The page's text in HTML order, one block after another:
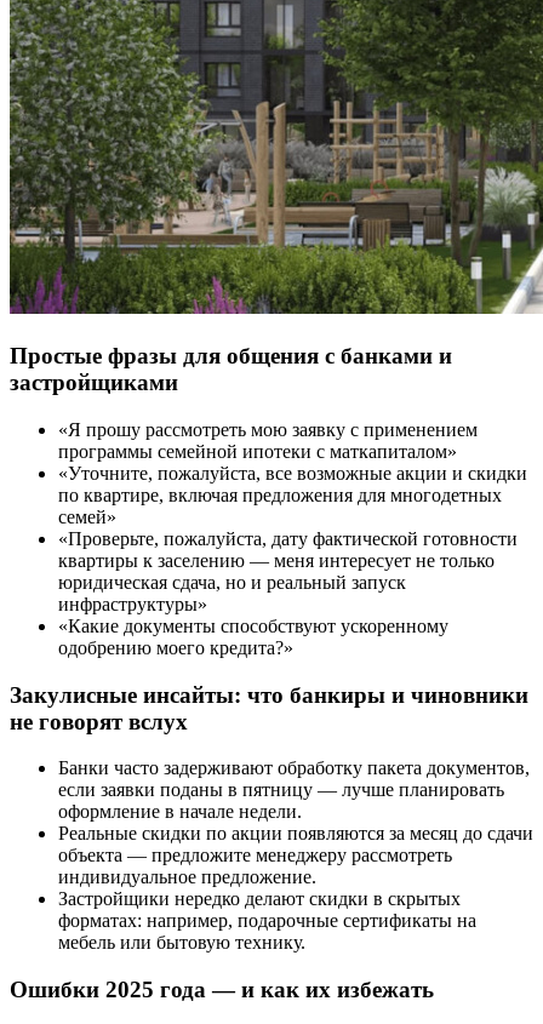
Простые фразы для общения с банками и
застройщиками
«Я прошу рассмотреть мою заявку с применением
программы семейной ипотеки с маткапиталом»
«Уточните, пожалуйста, все возможные акции и скидки
по квартире, включая предложения для многодетных
семей»
«Проверьте, пожалуйста, дату фактической готовности
квартиры к заселению — меня интересует не только
юридическая сдача, но и реальный запуск
инфраструктуры»
«Какие документы способствуют ускоренному
одобрению моего кредита?»
Закулисные инсайты: что банкиры и чиновники
не говорят вслух
Банки часто задерживают обработку пакета документов,
если заявки поданы в пятницу — лучше планировать
оформление в начале недели.
Реальные скидки по акции появляются за месяц до сдачи
объекта — предложите менеджеру рассмотреть
индивидуальное предложение.
Застройщики нередко делают скидки в скрытых
форматах: например, подарочные сертификаты на
мебель или бытовую технику.
Ошибки 2025 года — и как их избежать